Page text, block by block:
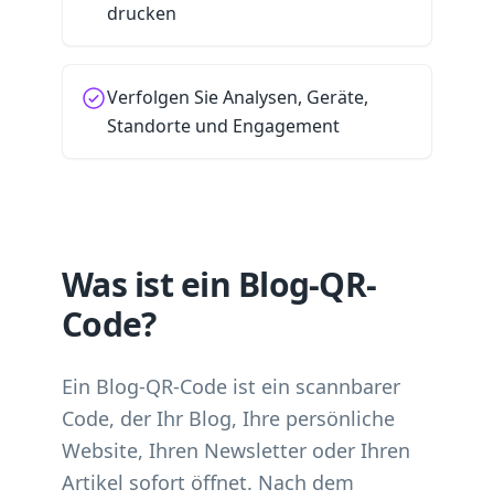
drucken
Verfolgen Sie Analysen, Geräte,
Standorte und Engagement
Was ist ein Blog-QR-
Code?
Ein Blog-QR-Code ist ein scannbarer
Code, der Ihr Blog, Ihre persönliche
Website, Ihren Newsletter oder Ihren
Artikel sofort öffnet. Nach dem